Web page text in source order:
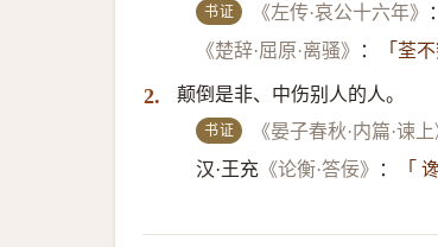
书证 《左传·哀公十六年》 ：
《楚辞·屈原·离骚》
： 「荃
2. 颠倒是非、中伤别人的人。
书证 《晏子春秋·内篇·谏上
汉·王充 《论衡·答佞》 ： 「